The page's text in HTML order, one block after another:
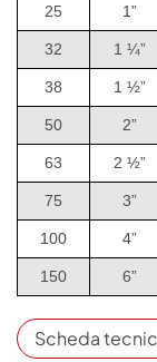
25 1”
32 1 ¼”
38 1 ½”
50 2”
63 2 ½”
75 3”
100 4”
150 6”
Scheda